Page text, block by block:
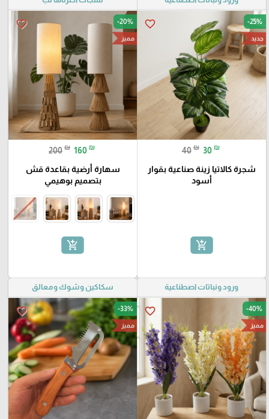
favorite_border -25%
جديد
40 ₪ 30 ₪
شجرة كالاتيا زينة صناعية بقوار
أسود
add_shopping_cart
favorite_border -20%
مميز
200 ₪ 160 ₪
سهارة أرضية بقاعدة قش
بتصميم بوهيمي
add_shopping_cart
ورود ونباتات اصطناعية
favorite_border -40%
مميز
سكاكين وشوك ومعالق
favorite_border -33%
مميز